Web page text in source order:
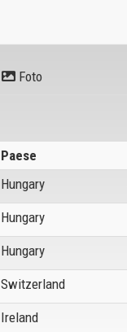
Foto
Paese
Hungary
Hungary
Hungary
Switzerland
Ireland